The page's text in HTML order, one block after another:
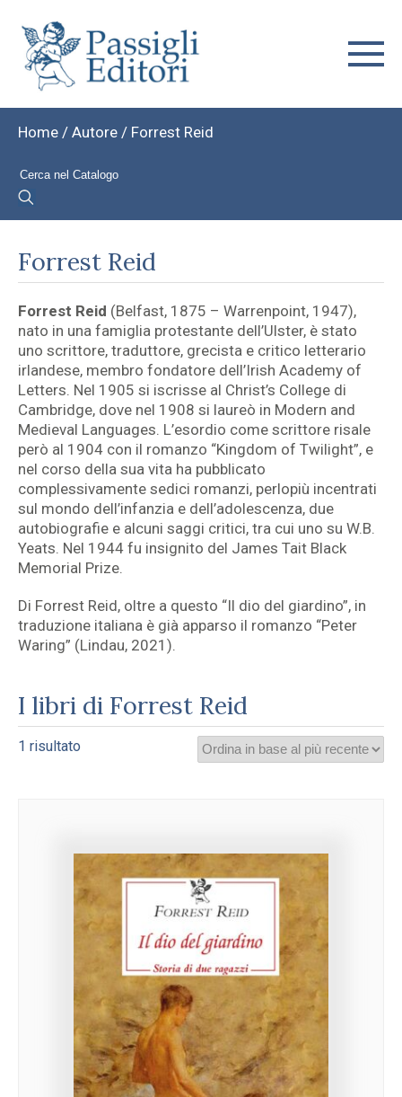
Home / Autore / Forrest Reid
Forrest Reid
Forrest Reid (Belfast, 1875 – Warrenpoint, 1947),
nato in una famiglia protestante dell’Ulster, è stato
uno scrittore, traduttore, grecista e critico letterario
irlandese, membro fondatore dell’Irish Academy of
Letters. Nel 1905 si iscrisse al Christ’s College di
Cambridge, dove nel 1908 si laureò in Modern and
Medieval Languages. L’esordio come scrittore risale
però al 1904 con il romanzo “Kingdom of Twilight”, e
nel corso della sua vita ha pubblicato
complessivamente sedici romanzi, perlopiù incentrati
sul mondo dell’infanzia e dell’adolescenza, due
autobiografie e alcuni saggi critici, tra cui uno su W.B.
Yeats. Nel 1944 fu insignito del James Tait Black
Memorial Prize.
Di Forrest Reid, oltre a questo “Il dio del giardino”, in
traduzione italiana è già apparso il romanzo “Peter
Waring” (Lindau, 2021).
I libri di Forrest Reid
1 risultato